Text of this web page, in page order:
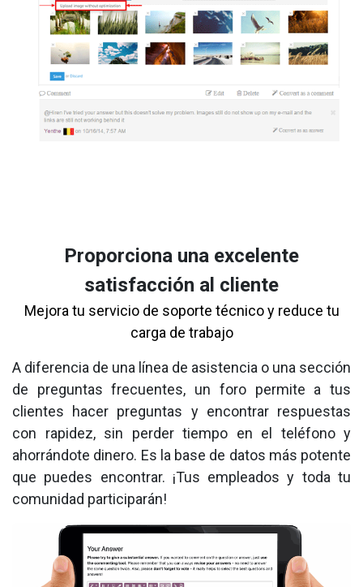
Proporciona una excelente
satisfacción al cliente
Mejora tu servicio de soporte técnico y reduce tu
carga de trabajo
A diferencia de una línea de asistencia o una sección
de preguntas frecuentes, un foro permite a tus
clientes hacer preguntas y encontrar respuestas
con rapidez, sin perder tiempo en el teléfono y
ahorrándote dinero. Es la base de datos más potente
que puedes encontrar. ¡Tus empleados y toda tu
comunidad participarán!